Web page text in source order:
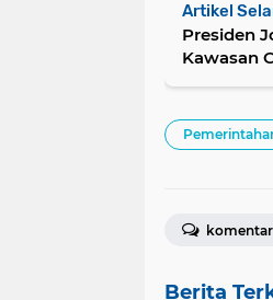
Artikel
Presiden
Kawasan
komentar
Berita